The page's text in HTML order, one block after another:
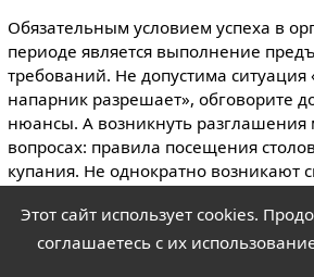
Обязательным условием успеха в
периоде является выполнение
требований. Не допустима
напарник разрешает», обговорите
нюансы. А возникнуть разглашения
вопросах: правила посещения
купания. Не однократно возникают
соседний отряд), правила отбоя,
Необходимо добиваться
указаний и требований (особенно
Этот сайт использует cookies.
соглашаетесь с их